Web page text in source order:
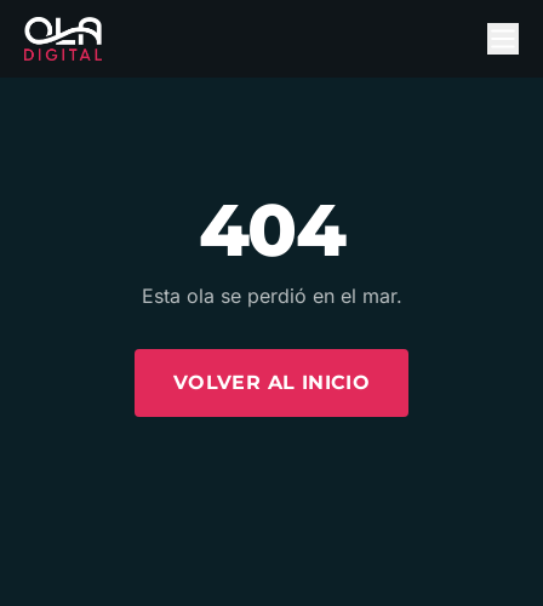
404
Esta ola se perdió en el mar.
VOLVER AL INICIO